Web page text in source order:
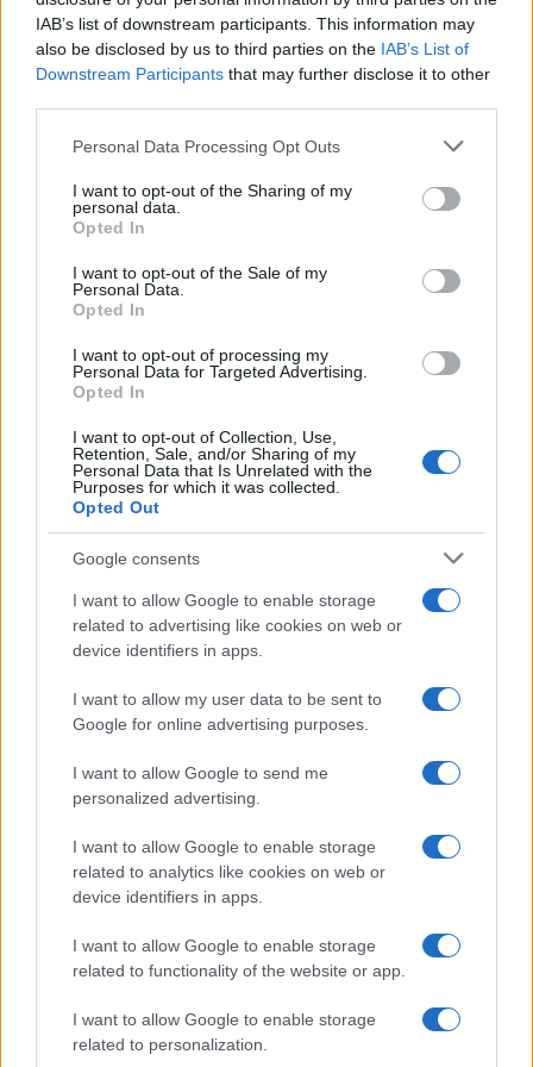
IAB’s list of downstream participants. This information may
also be disclosed by us to third parties on the IAB’s List of
Downstream Participants that may further disclose it to other
Please note that this website/app uses one or more Google
not limited to your visit or usage behaviour. You may click to
grant or deny consent to Google and its third-party tags to
use your data for below specified purposes in below Google
consent section.
Personal Data Processing Opt Outs
I want to opt-out of the Sharing of my
personal data.
Opted In
I want to opt-out of the Sale of my
Personal Data.
Opted In
I want to opt-out of processing my
Personal Data for Targeted Advertising.
Opted In
I want to opt-out of Collection, Use,
Retention, Sale, and/or Sharing of my
Personal Data that Is Unrelated with the
Purposes for which it was collected.
Opted Out
Google consents
I want to allow Google to enable storage
related to advertising like cookies on web or
device identifiers in apps.
I want to allow my user data to be sent to
Google for online advertising purposes.
I want to allow Google to send me
personalized advertising.
I want to allow Google to enable storage
related to analytics like cookies on web or
device identifiers in apps.
I want to allow Google to enable storage
related to functionality of the website or app.
I want to allow Google to enable storage
related to personalization.
NECROLOGIE
Mario Malu
Paolo Pinna
Martina Agostina Diturco
I nostri cari
I nostri cari
Giovannimaria Cabras